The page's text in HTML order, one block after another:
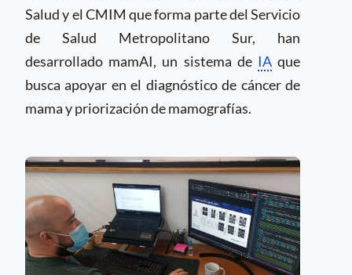
Salud y el CMIM que forma parte del Servicio
de Salud Metropolitano Sur, han
desarrollado mamAI, un sistema de IAque
busca apoyar en el diagnóstico de cáncer de
mama y priorización de mamografías.